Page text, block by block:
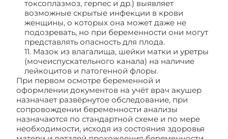
токсоплазмоз, герпес и др.) выявляет
возможные скрытые инфекции в крови
женщины, о которых она может даже не
подозревать, но при беременности они могут
представлять опасность для плода.
11. Мазок из влагалища, шейки матки и уретры
(мочеиспускательного канала) на наличие
лейкоцитов и патогенной флоры.
При первом осмотре беременной и
оформлении документов на учёт врач акушер
назначает развёрнутое обследование, при
сопровождении беременности анализы
назначаются по стандартной схеме и по мере
необходимости, исходя из состояния здоровья